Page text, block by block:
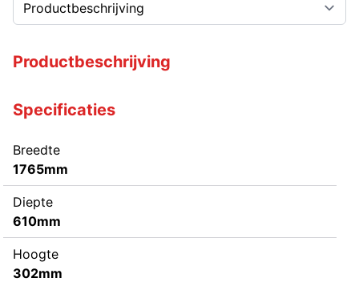
Productbeschrijving
Specificaties
Breedte
1765mm
Diepte
610mm
Hoogte
302mm